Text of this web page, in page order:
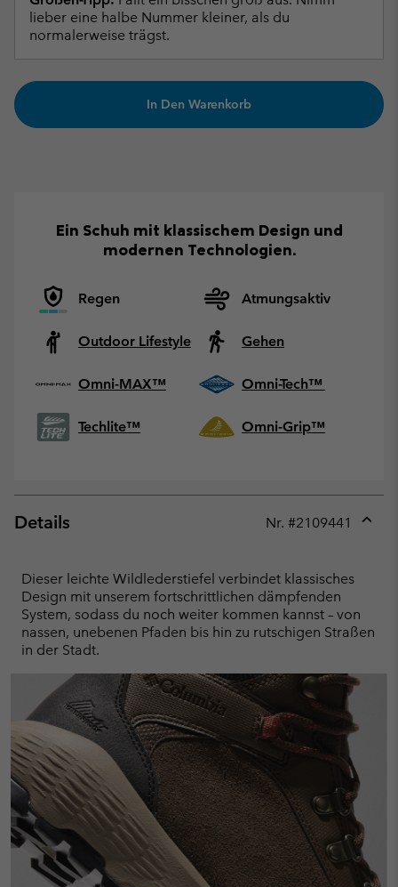
lieber eine halbe Nummer kleiner, als du
normalerweise trägst.
In Den Warenkorb
Ein Schuh mit klassischem Design und
modernen Technologien.
Regen Atmungsaktiv
Outdoor Lifestyle Gehen
Omni-MAX™ Omni-Tech™
Techlite™ Omni-Grip™
Details Nr. #2109441
Dieser leichte Wildlederstiefel verbindet klassisches
Design mit unserem fortschrittlichen dämpfenden
System, sodass du noch weiter kommen kannst – von
nassen, unebenen Pfaden bis hin zu rutschigen Straßen
in der Stadt.